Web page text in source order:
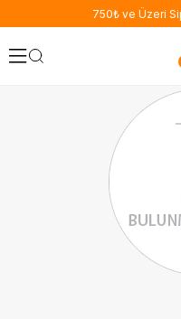
750₺ ve Üzeri